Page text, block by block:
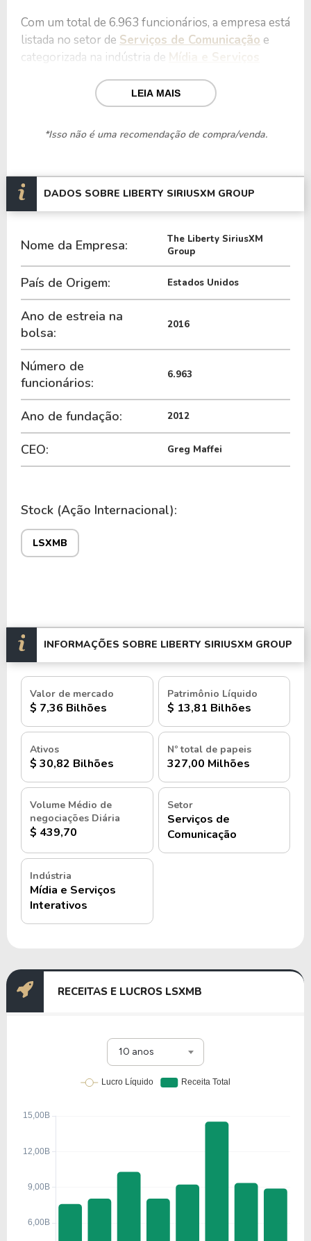
Com um total de 6.963 funcionários, a empresa está
listada no setor de Serviços de Comunicação e
categorizada na indústria de Mídia e Serviços
Nos últimos 12 meses a Empresa teve um
no valor de $ 1,04 Bilhão.
Quanto aos seus principais indicadores, a Empresa
possui um P/L de 7,10, um P/VP de 0,53 e nos
últimos 12 meses a Empresa não pagou dividendos.
A Empresa é negociada no exterior através do
LEIA MAIS
*Isso não é uma recomendação de compra/venda.
DADOS SOBRE LIBERTY SIRIUSXM GROUP
Nome da Empresa:
The Liberty SiriusXM
Group
País de Origem: Estados Unidos
Ano de estreia na
bolsa:
2016
Número de
funcionários:
6.963
Ano de fundação: 2012
CEO: Greg Maffei
Stock (Ação Internacional):
LSXMB
INFORMAÇÕES SOBRE LIBERTY SIRIUSXM GROUP
Valor de mercado
$ 7,36 Bilhões
Patrimônio Líquido
$ 13,81 Bilhões
Ativos
$ 30,82 Bilhões
Nº total de papeis
327,00 Milhões
Volume Médio de
negociações Diária
$ 439,70
Setor
Serviços de
Comunicação
Indústria
Mídia e Serviços
Interativos
RECEITAS E LUCROS LSXMB
10 anos